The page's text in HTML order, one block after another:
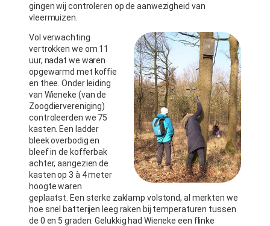
gingen wij controleren op de aanwezigheid van
vleermuizen.
Vol verwachting
vertrokken we om 11
uur, nadat we waren
opgewarmd met koffie
en thee. Onder leiding
van Wieneke (van de
Zoogdiervereniging)
controleerden we 75
kasten. Een ladder
bleek overbodig en
bleef in de kofferbak
achter, aangezien de
kasten op 3 à 4 meter
hoogte waren
geplaatst. Een sterke zaklamp volstond, al merkten we
hoe snel batterijen leeg raken bij temperaturen tussen
de 0 en 5 graden. Gelukkig had Wieneke een flinke